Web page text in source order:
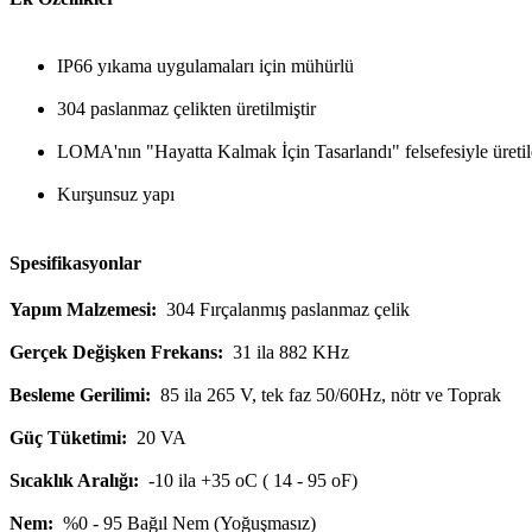
IP66 yıkama uygulamaları için mühürlü
304 paslanmaz çelikten üretilmiştir
LOMA'nın "Hayatta Kalmak İçin Tasarlandı" felsefesiyle
Kurşunsuz yapı
Spesifikasyonlar
Yapım Malzemesi: 304 Fırçalanmış paslanmaz çelik
Gerçek Değişken Frekans: 31 ila 882 KHz
Besleme Gerilimi: 85 ila 265 V, tek faz 50/60Hz, nötr ve Toprak
Güç Tüketimi: 20 VA
Sıcaklık Aralığı: -10 ila +35 oC ( 14 - 95 oF)
Nem: %0 - 95 Bağıl Nem (Yoğuşmasız)